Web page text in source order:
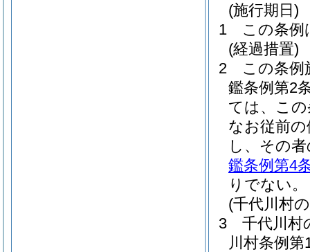
(施行期日)
1
この条例
(経過措置)
2
この条例
鑑条例第2
ては、こ
なお従前
し、その
鑑条例第4
りでない。
(千代川村
3
千代川村
川村条例第